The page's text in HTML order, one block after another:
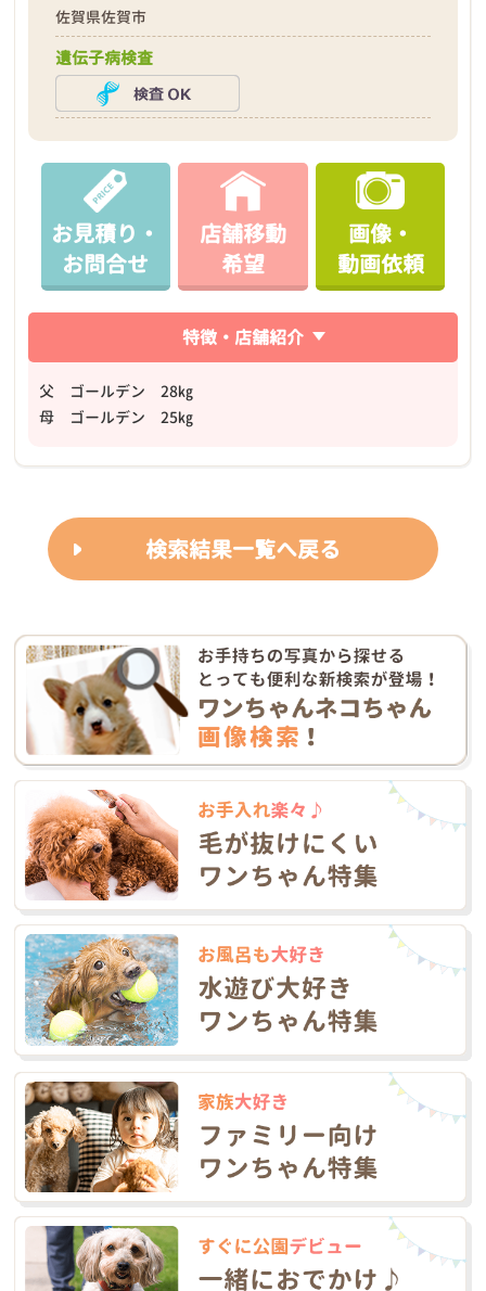
佐賀県佐賀市
遺伝子病検査
お見積り・
お問合せ
店舗移動
希望
画像・
動画依頼
特徴・店舗紹介
父 ゴールデン 28㎏
母 ゴールデン 25㎏
検索結果一覧へ戻る